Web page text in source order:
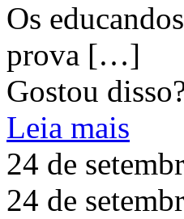
Os
prova […]
Gostou
Leia mais
24 de
24 de